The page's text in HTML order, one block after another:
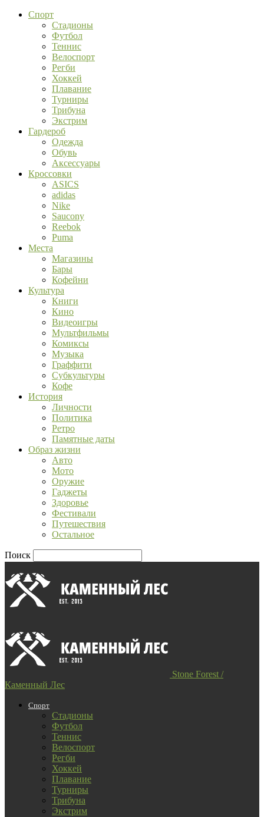
Спорт
Стадионы
Футбол
Теннис
Велоспорт
Регби
Хоккей
Плавание
Турниры
Трибуна
Экстрим
Гардероб
Одежда
Обувь
Аксессуары
Кроссовки
ASICS
adidas
Nike
Saucony
Reebok
Puma
Места
Магазины
Бары
Кофейни
Культура
Книги
Кино
Видеоигры
Мультфильмы
Комиксы
Музыка
Граффити
Субкультуры
Кофе
История
Личности
Политика
Ретро
Памятные даты
Образ жизни
Авто
Мото
Оружие
Гаджеты
Здоровье
Фестивали
Путешествия
Остальное
Поиск
Stone Forest /
Каменный Лес
Спорт
Стадионы
Футбол
Теннис
Велоспорт
Регби
Хоккей
Плавание
Турниры
Трибуна
Экстрим